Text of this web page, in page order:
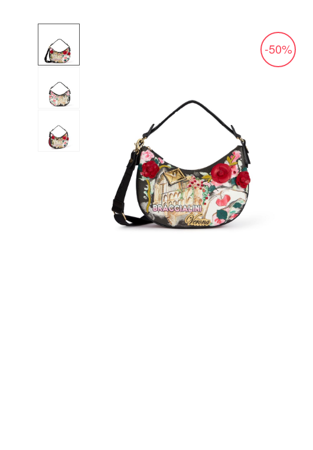
-50%